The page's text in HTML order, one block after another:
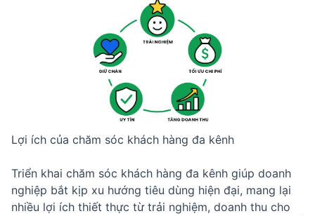
Lợi ích của chăm sóc khách hàng đa kênh
Triển khai chăm sóc khách hàng đa kênh giúp doanh
nghiệp bắt kịp xu hướng tiêu dùng hiện đại, mang lại
nhiều lợi ích thiết thực từ trải nghiệm, doanh thu cho